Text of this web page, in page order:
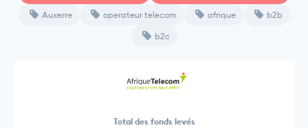
Auxerre operateur telecom afrique b2b
b2c
Total des fonds levés